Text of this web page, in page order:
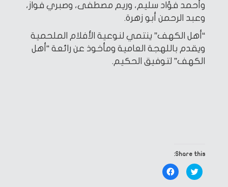
وأحمد فؤاد سليم، وريم مصطفى، وصبري فواز،
وعبد الرحمن أبو زهرة.
“أهل الكهف” ينتمي لنوعية الأفلام الملحمية
ويقدم باللهجة العامية ومأخوذ عن رائعة “أهل
الكهف” لتوفيق الحكيم.
Share this:
Click
to
share
Click
to